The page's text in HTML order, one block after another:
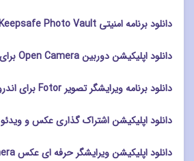
دانلود برنامه امنیتی Keepsafe Photo Vault برای اندروید
دانلود اپلیکیشن دوربین Open Camera برای اندروید
دانلود برنامه ویرایشگر تصویر Fotor برای اندروید
دانلود اپلیکیشن اشتراک گذاری عکس و ویدئو Flickr برای اندروید
دانلود اپلیکیشن ویرایشگر حرفه ای عکس PIP Camera برای اندروید